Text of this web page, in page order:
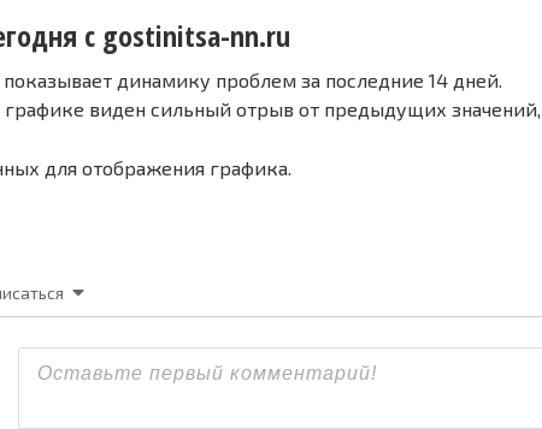
с gostinitsa-nn.ru
динамику проблем за последние 14 дней.
графике виден сильный отрыв от предыдущих
для отображения графика.